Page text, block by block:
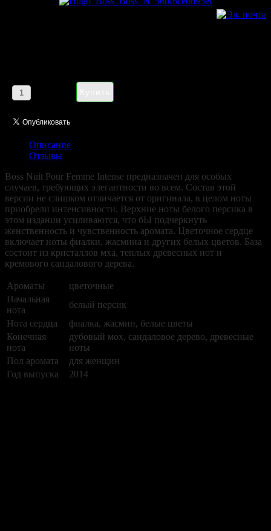
Описание
Отзывы
Boss Nuit Pour Femme Intense предназначен для особых
случаев, требующих элегантности во всем. Состав этой
версии не слишком отличается от оригинала, в целом ноты
приобрели интенсивности. Верхние ноты белого персика в
этом издании усиливаются, что бЫ подчеркнуть
женственность и чувственность аромата. Цветочное сердце
включает ноты фиалки, жасмина и других белых цветов. База
состоит из кристаллов мха, теплых древесных нот и
кремового сандалового дерева.
Ароматы
цветочные
Начальная
нота
белый персик
Нота сердца
фиалка, жасмин, белые цветы
Конечная
нота
дубовый мох, сандаловое дерево, древесные
ноты
Пол аромата
для женщин
Год выпуска
2014